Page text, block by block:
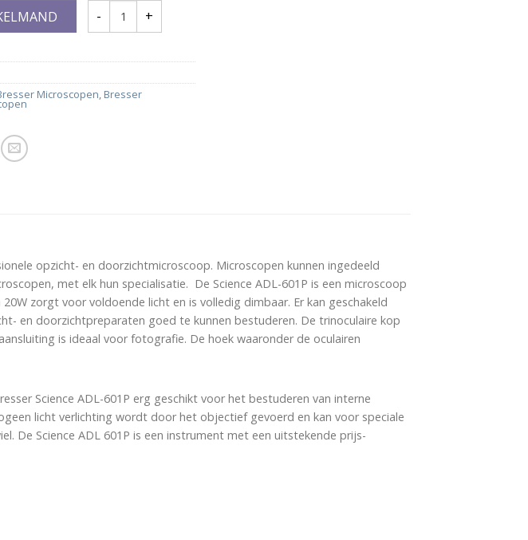
Microscopen, Bresser
opzicht- en doorzichtmicroscoop. Microscopen kunnen ingedeeld
met elk hun specialisatie. De Science ADL-601P is een microscoop
zorgt voor voldoende licht en is volledig dimbaar. Er kan geschakeld
en doorzichtpreparaten goed te kunnen bestuderen. De trinoculaire kop
is ideaal voor fotografie. De hoek waaronder de oculairen
Science ADL-601P erg geschikt voor het bestuderen van interne
licht verlichting wordt door het objectief gevoerd en kan voor speciale
De Science ADL 601P is een instrument met een uitstekende prijs-